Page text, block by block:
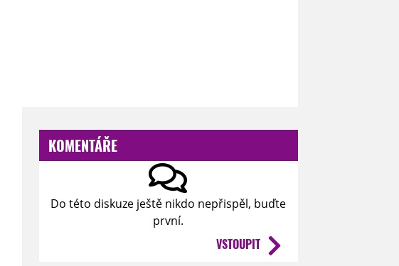
KOMENTÁŘE
Do této diskuze ještě nikdo nepřispěl, buďte
první.
VSTOUPIT